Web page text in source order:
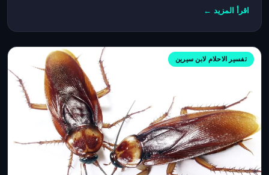
اقرأ المزيد ←
تفسير الاحلام لابن سيرين